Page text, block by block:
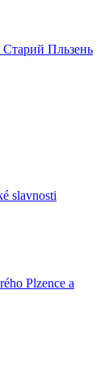
Старий Пльзень
slavnosti
Plzence a